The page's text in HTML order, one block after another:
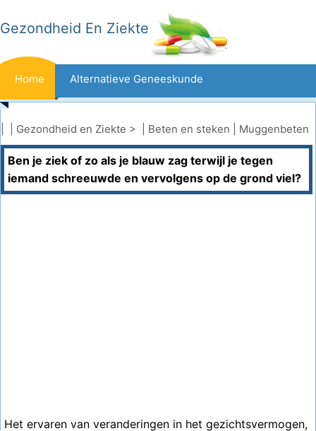
Gezondheid En Ziekte
Home Alternatieve Geneeskunde
Beten En Steken Kanker
Aandoeningen En Behandelingen Mond- En Tandzorg
Gezondheid en Ziekte > | Beten en steken Muggenbeten
Ben je ziek of zo als je blauw zag terwijl je tegen
iemand schreeuwde en vervolgens op de grond viel?
Het ervaren van veranderingen in het gezichtsvermogen,